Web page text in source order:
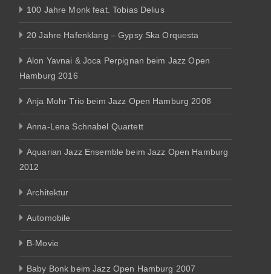
100 Jahre Monk feat. Tobias Delius
20 Jahre Hafenklang – Gypsy Ska Orquesta
Alon Yavnai & Joca Perpignan beim Jazz Open
Hamburg 2016
Anja Mohr Trio beim Jazz Open Hamburg 2008
Anna-Lena Schnabel Quartett
Aquarian Jazz Ensemble beim Jazz Open Hamburg
2012
Architektur
Automobile
B-Movie
Baby Bonk beim Jazz Open Hamburg 2007